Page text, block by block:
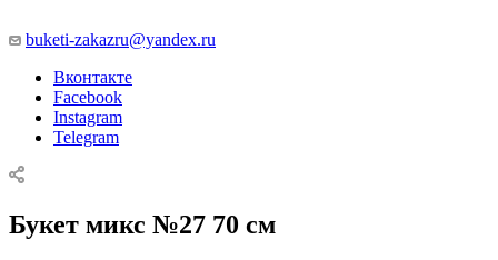
buketi-zakazru@yandex.ru
Вконтакте
Facebook
Instagram
Telegram
Букет микс №27 70 см